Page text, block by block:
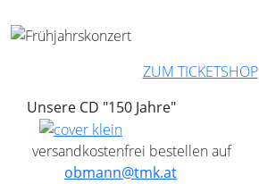
ZUM TICKETSHOP
Unsere CD "150 Jahre"
versandkostenfrei bestellen auf
obmann@tmk.at